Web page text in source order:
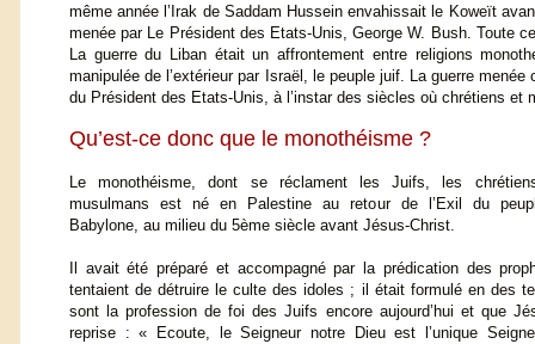
même année l’Irak de Saddam Hussein envahissait le Koweït
menée par Le Président des Etats-Unis, George W. Bush. Toute
La guerre du Liban était un affrontement entre religions
manipulée de l’extérieur par Israël, le peuple juif. La guerre
du Président des Etats-Unis, à l’instar des siècles où chrétiens
Qu’est-ce donc que le monothéisme ?
Le monothéisme, dont se réclament les Juifs, les
musulmans est né en Palestine au retour de l’Exil du
Babylone, au milieu du 5ème siècle avant Jésus-Christ.
Il avait été préparé et accompagné par la prédication des
tentaient de détruire le culte des idoles ; il était formulé en des
sont la profession de foi des Juifs encore aujourd’hui et que
reprise : « Ecoute, le Seigneur notre Dieu est l’unique